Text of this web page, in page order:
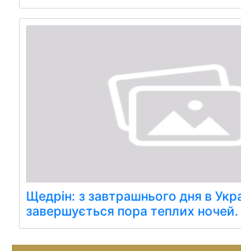
Щедрін: з завтрашнього дня в
завершується пора теплих ночей.